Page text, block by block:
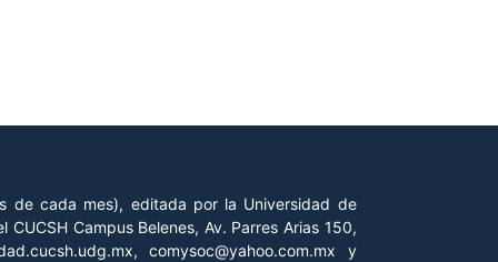
de cada mes), editada por la Universidad de
Campus Belenes, Av. Parres Arias 150,
comysoc@yahoo.com.mx y